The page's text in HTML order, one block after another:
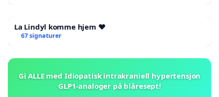
La Lindyl komme hjem ❤️
67 signaturer
Gi ALLE med Idiopatisk intrakraniell hypertensjon
GLP1-analoger på blåresept!